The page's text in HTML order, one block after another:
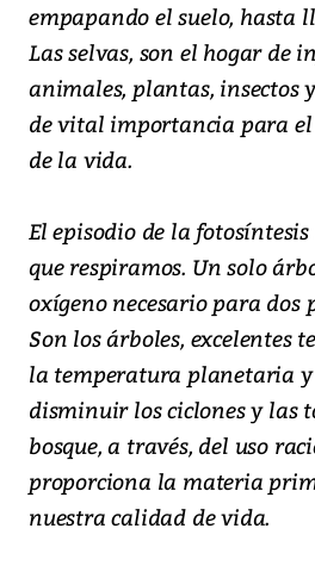
empapando el suelo, hasta
Las selvas, son el hogar de
animales, plantas, insectos
de vital importancia para
de la vida.
El episodio de la
que respiramos. Un solo
oxígeno necesario para dos
Son los árboles, excelentes
la temperatura planetaria
disminuir los ciclones y las
bosque, a través, del uso
proporciona la materia
nuestra calidad de vida.